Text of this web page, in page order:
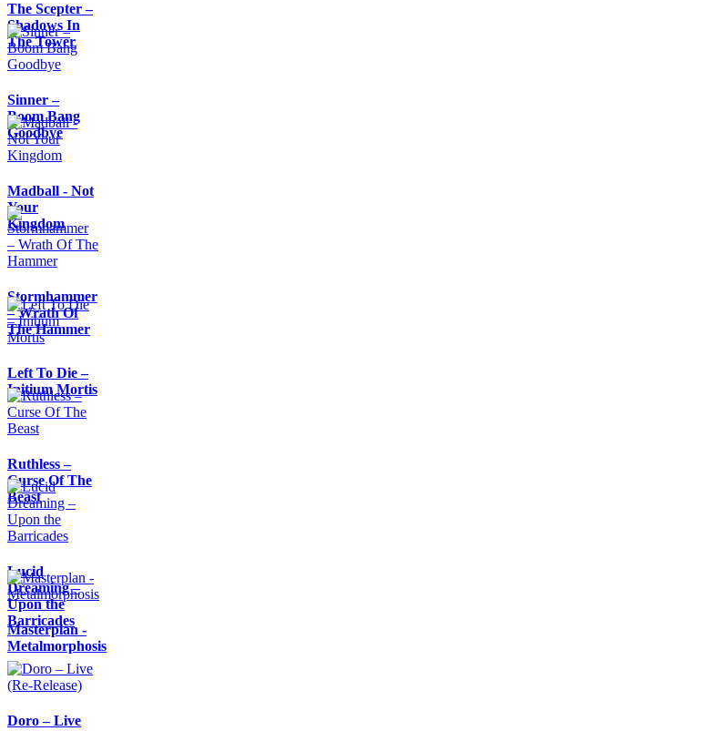
The Scepter –
Shadows In
The Tower
Sinner –
Boom Bang
Goodbye
Madball - Not
Your
Kingdom
Stormhammer
– Wrath Of
The Hammer
Left To Die –
Initium Mortis
Ruthless –
Curse Of The
Beast
Lucid
Dreaming –
Upon the
Barricades
Masterplan -
Metalmorphosis
Doro – Live